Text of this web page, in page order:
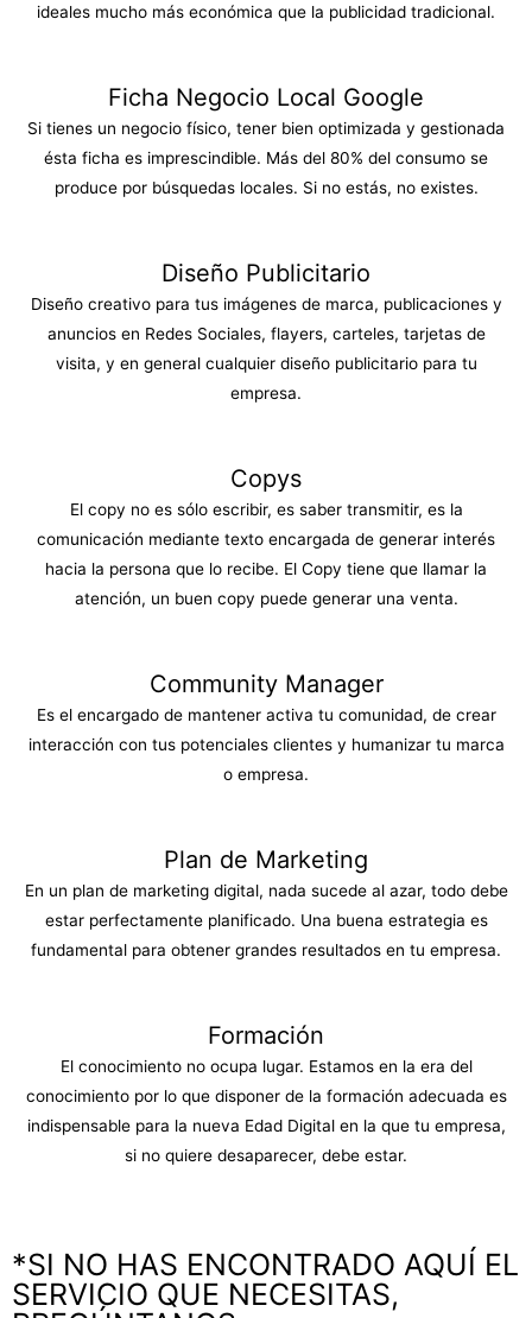
ideales mucho más económica que la publicidad tradicional.
Ficha Negocio Local Google
Si tienes un negocio físico, tener bien optimizada y gestionada
ésta ficha es imprescindible. Más del 80% del consumo se
produce por búsquedas locales. Si no estás, no existes.
Diseño Publicitario
Diseño creativo para tus imágenes de marca, publicaciones y
anuncios en Redes Sociales, flayers, carteles, tarjetas de
visita, y en general cualquier diseño publicitario para tu
empresa.
Copys
El copy no es sólo escribir, es saber transmitir, es la
comunicación mediante texto encargada de generar interés
hacia la persona que lo recibe. El Copy tiene que llamar la
atención, un buen copy puede generar una venta.
Community Manager
Es el encargado de mantener activa tu comunidad, de crear
interacción con tus potenciales clientes y humanizar tu marca
o empresa.
Plan de Marketing
En un plan de marketing digital, nada sucede al azar, todo debe
estar perfectamente planificado. Una buena estrategia es
fundamental para obtener grandes resultados en tu empresa.
Formación
El conocimiento no ocupa lugar. Estamos en la era del
conocimiento por lo que disponer de la formación adecuada es
indispensable para la nueva Edad Digital en la que tu empresa,
si no quiere desaparecer, debe estar.
*SI NO HAS ENCONTRADO AQUÍ EL
SERVICIO QUE NECESITAS,